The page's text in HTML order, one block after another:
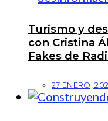
Turismo y
con Cristina
Fakes de
27 ENERO,